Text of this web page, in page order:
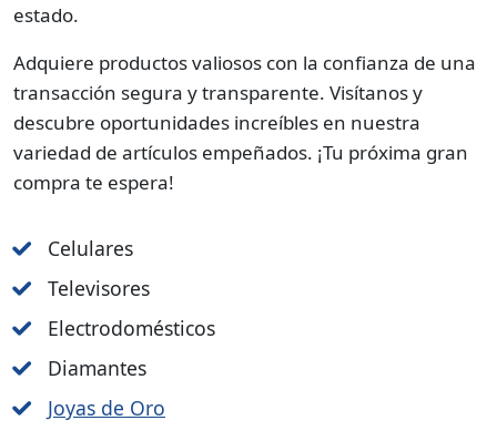
estado.
Adquiere productos valiosos con la confianza de una
transacción segura y transparente. Visítanos y
descubre oportunidades increíbles en nuestra
variedad de artículos empeñados. ¡Tu próxima gran
compra te espera!
Celulares
Televisores
Electrodomésticos
Diamantes
Joyas de Oro